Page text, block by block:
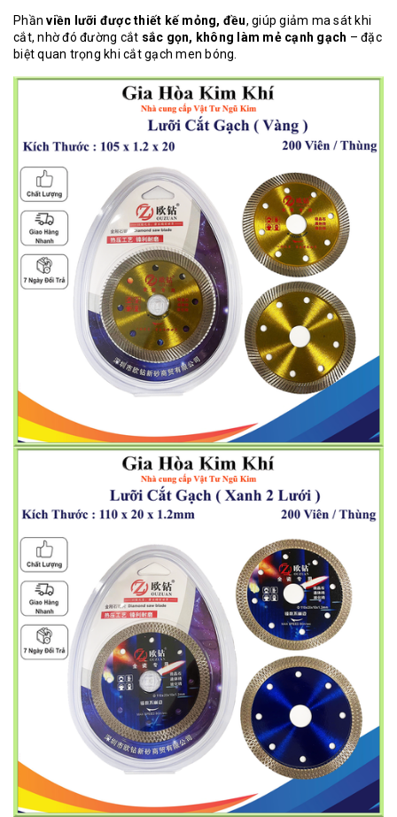
Phầnviền lưỡi được thiết kế mỏng, đều, giúp giảm ma sát khi
cắt, nhờ đó đường cắt sắc gọn, không làm mẻ cạnh gạch – đặc
biệt quan trọng khi cắt gạch men bóng.